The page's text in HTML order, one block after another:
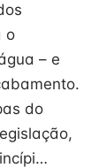
o
– e
do